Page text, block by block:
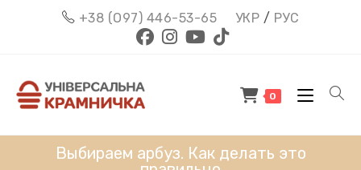
+38 (О97) 446-53-65 УКР / РУС
0
Выбираем арбуз. Как делать это